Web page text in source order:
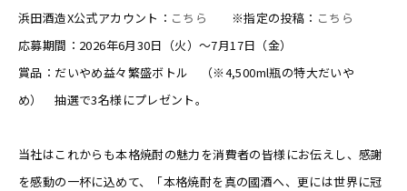
浜田酒造X公式アカウント： こちら ※指定の投稿： こちら
応募期間：2026年6月30日（火）～7月17日（金）
賞品：だいやめ益々繁盛ボトル （※4,500ml瓶の特大だいや
め） 抽選で3名様にプレゼント。
当社はこれからも本格焼酎の魅力を消費者の皆様にお伝えし、感謝
を感動の一杯に込めて、「本格焼酎を真の國酒へ、更には世界に冠